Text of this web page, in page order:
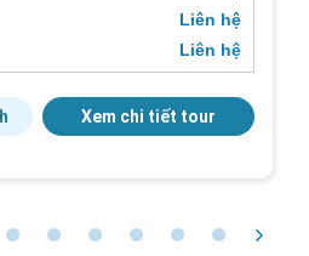
Liên hệ
Liên hệ
Xem chi tiết tour